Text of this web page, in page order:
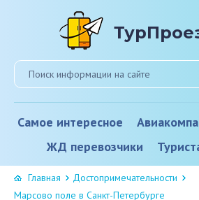
Самое интересное
ЖД перевозчики
Главная
Достопримечательности
Марсово поле в Санкт-Петербурге